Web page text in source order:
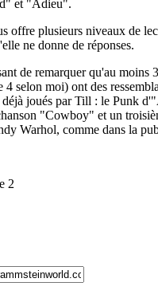
et "Adieu".
offre plusieurs niveaux de
ne donne de réponses.
de remarquer qu'au moins
4 selon moi) ont des
déjà joués par Till : le Punk
"Cowboy" et un
Warhol, comme dans la
2